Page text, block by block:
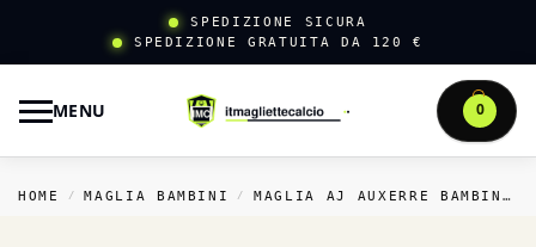
SPEDIZIONE SICURA
SPEDIZIONE GRATUITA DA 120 €
MENU 0
HOME / MAGLIA BAMBINI / MAGLIA AJ AUXERRE BAMBINI